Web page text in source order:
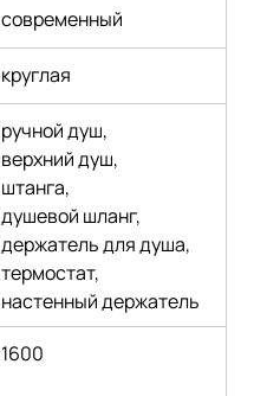
современный
круглая
ручной душ,
верхний душ,
штанга,
душевой шланг,
держатель для душа,
термостат,
настенный держатель
1600